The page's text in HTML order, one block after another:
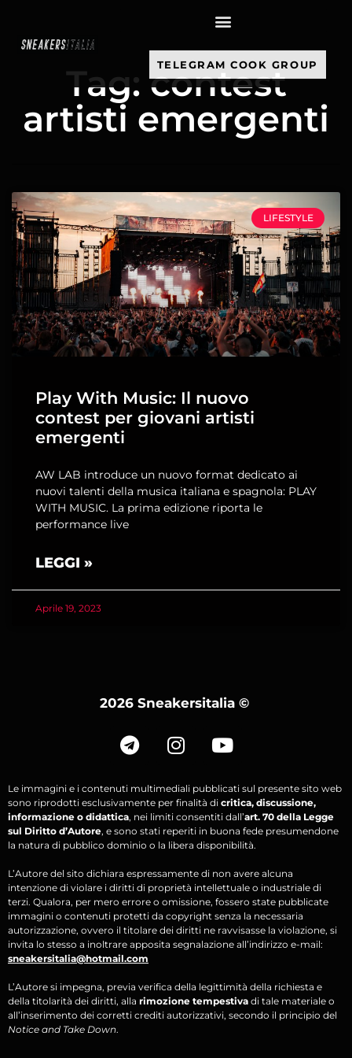
TELEGRAM COOK GROUP
Tag: contest
artisti emergenti
LIFESTYLE
Play With Music: Il nuovo
contest per giovani artisti
emergenti
AW LAB introduce un nuovo format dedicato ai
nuovi talenti della musica italiana e spagnola: PLAY
WITH MUSIC. La prima edizione riporta le
performance live
LEGGI »
Aprile 19, 2023
2026 Sneakersitalia ©
Le immagini e i contenuti multimediali pubblicati sul presente sito web
sono riprodotti esclusivamente per finalità di critica, discussione,
informazione o didattica, nei limiti consentiti dall’art. 70 della Legge
sul Diritto d’Autore, e sono stati reperiti in buona fede presumendone
la natura di pubblico dominio o la libera disponibilità.
L’Autore del sito dichiara espressamente di non avere alcuna
intenzione di violare i diritti di proprietà intellettuale o industriale di
terzi. Qualora, per mero errore o omissione, fossero state pubblicate
immagini o contenuti protetti da copyright senza la necessaria
autorizzazione, ovvero il titolare dei diritti ne ravvisasse la violazione, si
invita lo stesso a inoltrare apposita segnalazione all’indirizzo e-mail:
sneakersitalia@hotmail.com
L’Autore si impegna, previa verifica della legittimità della richiesta e
della titolarità dei diritti, alla rimozione tempestiva di tale materiale o
all’inserimento dei corretti crediti autorizzativi, secondo il principio del
Notice and Take Down.